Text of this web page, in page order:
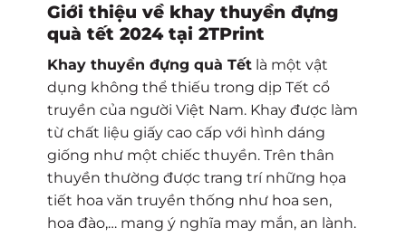
Giới thiệu về khay thuyền đựng
quà tết 2024 tại 2TPrint
Khay thuyền đựng quà Tếtlà một vật
dụng không thể thiếu trong dịp Tết cổ
truyền của người Việt Nam. Khay được làm
từ chất liệu giấy cao cấp với hình dáng
giống như một chiếc thuyền. Trên thân
thuyền thường được trang trí những họa
tiết hoa văn truyền thống như hoa sen,
hoa đào,… mang ý nghĩa may mắn, an lành.